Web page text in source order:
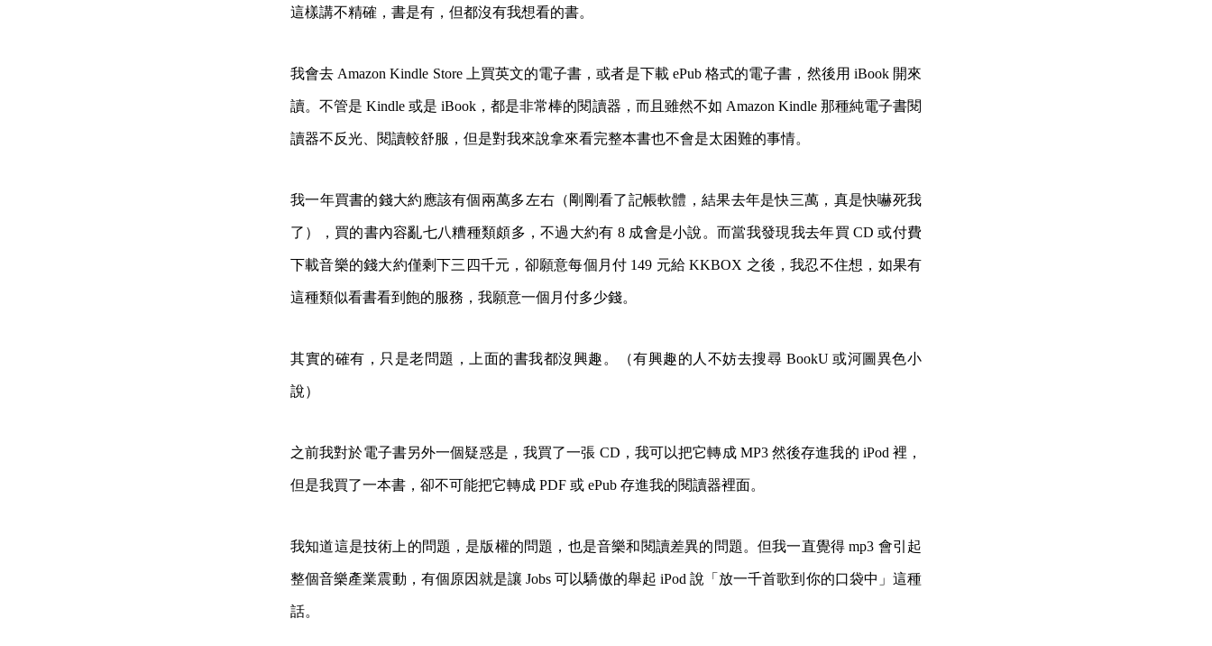
這樣講不精確，書是有，但都沒有我想看的書。
我會去 Amazon Kindle Store 上買英文的電子書，或者是下載 ePub 格式的電子書，然後用 iBook 開來
讀。不管是 Kindle 或是 iBook，都是非常棒的閱讀器，而且雖然不如 Amazon Kindle 那種純電子書閱
讀器不反光、閱讀較舒服，但是對我來說拿來看完整本書也不會是太困難的事情。
我一年買書的錢大約應該有個兩萬多左右（剛剛看了記帳軟體，結果去年是快三萬，真是快嚇死我
了），買的書內容亂七八糟種類頗多，不過大約有 8 成會是小說。而當我發現我去年買 CD 或付費
下載音樂的錢大約僅剩下三四千元，卻願意每個月付 149 元給 KKBOX 之後，我忍不住想，如果有
這種類似看書看到飽的服務，我願意一個月付多少錢。
其實的確有，只是老問題，上面的書我都沒興趣。（有興趣的人不妨去搜尋 BookU 或河圖異色小
說）
之前我對於電子書另外一個疑惑是，我買了一張 CD，我可以把它轉成 MP3 然後存進我的 iPod 裡，
但是我買了一本書，卻不可能把它轉成 PDF 或 ePub 存進我的閱讀器裡面。
我知道這是技術上的問題，是版權的問題，也是音樂和閱讀差異的問題。但我一直覺得 mp3 會引起
整個音樂產業震動，有個原因就是讓 Jobs 可以驕傲的舉起 iPod 說「放一千首歌到你的口袋中」這種
話。